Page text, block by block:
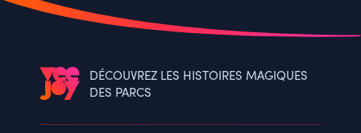
DÉCOUVREZ LES HISTOIRES MAGIQUES
DES PARCS